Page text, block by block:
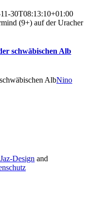
30T08:13:10+01:00
schwäbischen Alb
AlbNino
Jaz-Design and